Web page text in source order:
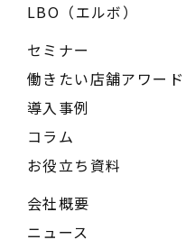
LBO（エルボ）
セミナー
働きたい店舗アワード
導入事例
コラム
お役立ち資料
会社概要
ニュース